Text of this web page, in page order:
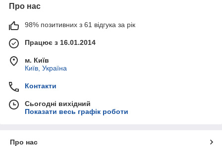
Про нас
98% позитивних з 61 відгука за рік
Працює з 16.01.2014
м. Київ
Київ, Україна
Контакти
Сьогодні вихідний
Показати весь графік роботи
Про нас